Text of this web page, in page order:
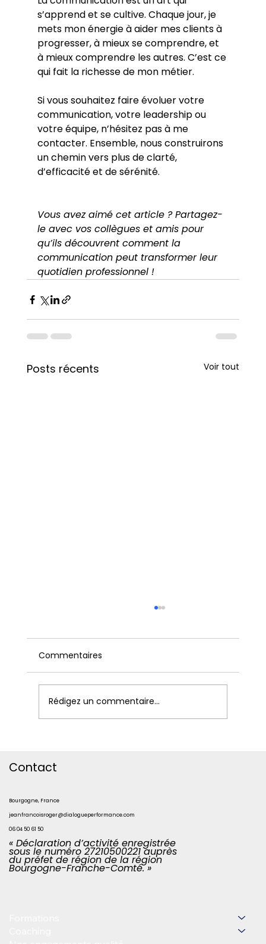
s’apprend et se cultive. Chaque jour, je
mets mon énergie à aider mes clients à
progresser, à mieux se comprendre, et
à mieux comprendre les autres. C’est ce
qui fait la richesse de mon métier.
Si vous souhaitez faire évoluer votre
communication, votre leadership ou
votre équipe, n’hésitez pas à me
contacter. Ensemble, nous construirons
un chemin vers plus de clarté,
d’efficacité et de sérénité.
Vous avez aimé cet article ? Partagez-
le avec vos collègues et amis pour
qu’ils découvrent comment la
communication peut transformer leur
quotidien professionnel !
Posts récents Voir tout
Commentaires
Rédigez un commentaire...
Contact
Bourgogne, France
jeanfrancoisroger@dialogueperformance.com
06 04 50 61 50
« Déclaration d’activité enregistrée
sous le numéro 27210500221 auprès
du préfet de région de la région
Bourgogne-Franche-Comté. »